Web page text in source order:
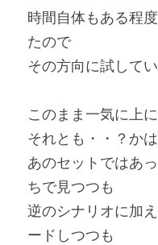
時間自体もある程
たので
その方向に試して
このまま一気に上に
それとも・・？か
あのセットではあ
ちで見つつも
逆のシナリオに加
ードしつつも